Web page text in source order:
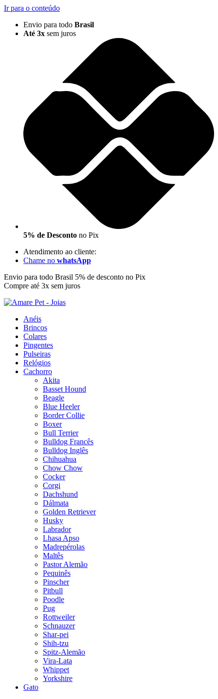
Ir para o conteúdo
Envio para todo Brasil
Até 3x sem juros
5% de Desconto no Pix
Atendimento ao cliente:
Chame no whatsApp
Envio para todo Brasil 5% de desconto no Pix
Compre até 3x sem juros
Anéis
Brincos
Colares
Pingentes
Pulseiras
Relógios
Cachorro
Akita
Basset Hound
Beagle
Blue Heeler
Border Collie
Boxer
Bull Terrier
Bulldog Francês
Bulldog Inglês
Chihuahua
Chow Chow
Cocker
Corgi
Dachshund
Dálmata
Golden Retriever
Husky
Labrador
Lhasa Apso
Madrepérolas
Maltês
Pastor Alemão
Pequinês
Pinscher
Pitbull
Poodle
Pug
Rottweiler
Schnauzer
Shar-pei
Shih-tzu
Spitz-Alemão
Vira-Lata
Whippet
Yorkshire
Gato